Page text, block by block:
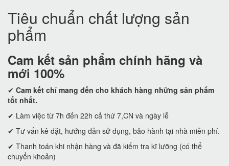
Tiêu chuẩn chất lượng sản
phẩm
Cam kết sản phẩm chính hãng và
mới 100%
✔ Cam kết chỉ mang đến cho khách hàng những sản phẩm
tốt nhất.
✔ Làm việc từ 7h đến 22h cả thứ 7,CN và ngày lễ
✔ Tư vấn kê đặt, hướng dẫn sử dụng, bảo hành tại nhà miễn phí.
✔ Thanh toán khi nhận hàng và đã kiểm tra kĩ lưỡng (có thể
chuyển khoản)